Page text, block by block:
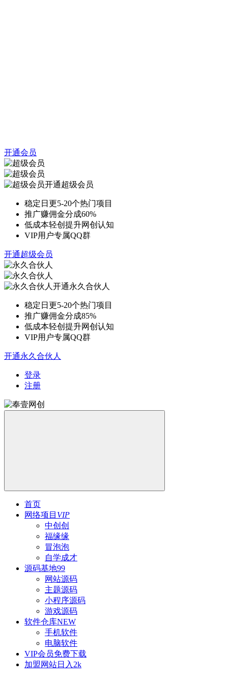
开通会员
开通超级会员
稳定日更5-20个热门项目
推广赚佣金分成60%
低成本轻创提升网创认知
VIP用户专属QQ群
开通超级会员
开通永久合伙人
稳定日更5-20个热门项目
推广赚佣金分成85%
低成本轻创提升网创认知
VIP用户专属QQ群
开通永久合伙人
登录
注册
首页
网络项目 VIP
中创创
福缘缘
冒泡泡
自学成才
源码基地99
网站源码
主题源码
小程序源码
游戏源码
软件仓库NEW
手机软件
电脑软件
VIP会员免费下载
加盟网站日入2k